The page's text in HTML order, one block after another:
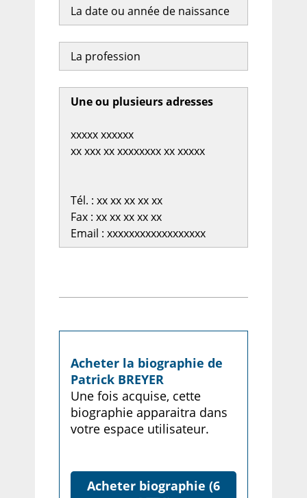
La date ou année de naissance
La profession
Une ou plusieurs adresses
xxxxx xxxxxx
xx xxx xx xxxxxxxx xx xxxxx
Tél. : xx xx xx xx xx
Fax : xx xx xx xx xx
Email : xxxxxxxxxxxxxxxxxx
Acheter la biographie de
Patrick BREYER
Une fois acquise, cette
biographie apparaitra dans
votre espace utilisateur.
Acheter biographie (6